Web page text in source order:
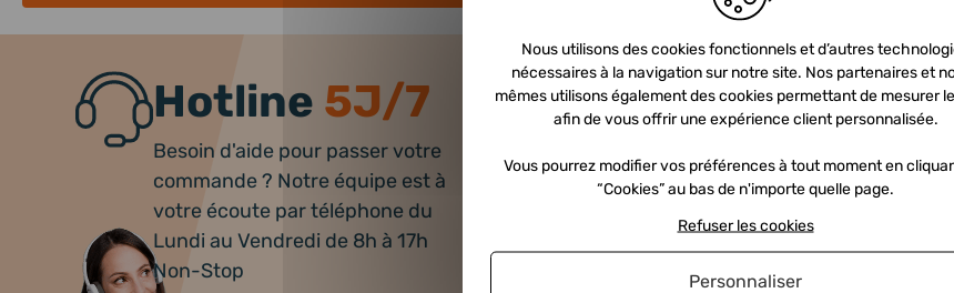
Hotline 5J/7
Besoin d'aide pour passer votre
commande ? Notre équipe est à
votre écoute par téléphone du
Lundi au Vendredi de 8h à 17h
Non-Stop
Newsletter
Inscrivez-vous et recevez nos offres et
Nous utilisons des cookies fonctionnels et d’autres
nécessaires à la navigation sur notre site. Nos partenaires et
mêmes utilisons également des cookies permettant de mesurer
afin de vous offrir une expérience client personnalisée.
Vous pourrez modifier vos préférences à tout moment en
“Cookies” au bas de n'importe quelle page.
Refuser les cookies
Personnaliser